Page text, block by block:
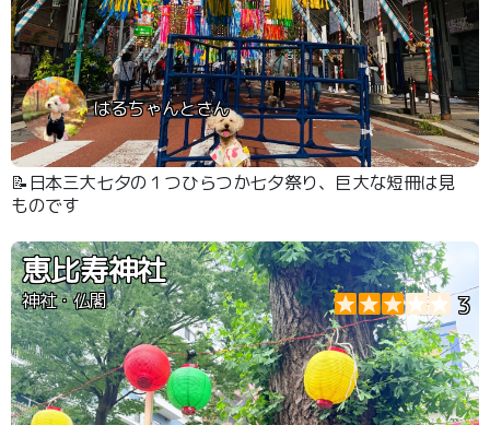
はるちゃんとさん
📝日本三大七夕の１つひらつか七夕祭り、巨大な短冊は見
ものです
恵比寿神社
神社・仏閣 3